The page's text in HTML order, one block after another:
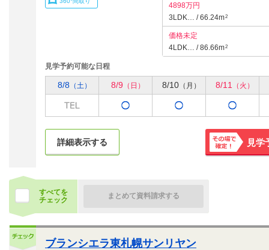
4898万円
3LDK… / 66.24m2
価格未定
4LDK… / 86.66m2
見学予約可能な日程
8/8 （土） 8/9 （日） 8/10 （月） 8/11 （火）
詳細表示する
その場で
見学
すべてを
チェック
まとめて資料請求する
ブランシエラ東札幌サンリヤン